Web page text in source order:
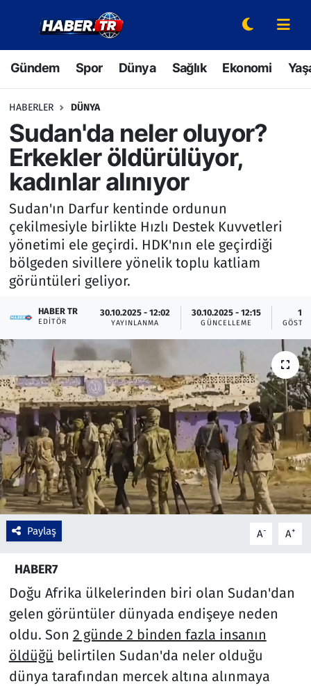
Gündem Spor Dünya Sağlık Ekonomi
HABERLER DÜNYA
Sudan'da neler oluyor?
Erkekler öldürülüyor,
kadınlar alınıyor
Sudan'ın Darfur kentinde ordunun
çekilmesiyle birlikte Hızlı Destek Kuvvetleri
yönetimi ele geçirdi. HDK'nın ele geçirdiği
bölgeden sivillere yönelik toplu katliam
görüntüleri geliyor.
HABER TR
EDITÖR
30.10.2025 - 12:02
YAYINLANMA
30.10.2025 - 12:15
GÜNCELLEME
16
Paylaş A- A+
HABER7
Doğu Afrika ülkelerinden biri olan Sudan'dan
gelen görüntüler dünyada endişeye neden
oldu. Son 2 günde 2 binden fazla insanın
öldüğü belirtilen Sudan'da neler olduğu
dünya tarafından mercek altına alınmaya
Gündem
Spor
Dünya
Sağlık
Ekonomi
Yaşam
Hava Durumu
Çevre & Doğa
Eğitim
Turizm
Yerel
Hava Durumu
Trafik Durumu
Süper Lig Puan Durumu ve Fikstür
Tüm Manşetler
Son Dakika Haberleri
Haber Arşivi